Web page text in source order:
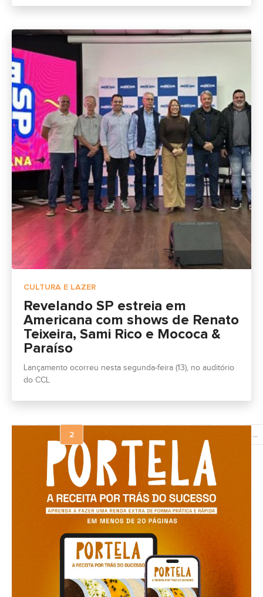
CULTURA E LAZER
Revelando SP estreia em
Americana com shows de Renato
Teixeira, Sami Rico e Mococa &
Paraíso
Lançamento ocorreu nesta segunda-feira (13), no auditório
do CCL
2 ...